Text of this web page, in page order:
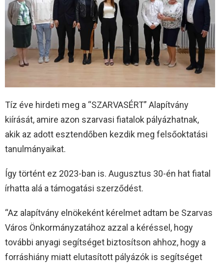
Tíz éve hirdeti meg a “SZARVASÉRT” Alapítvány
kiírását, amire azon szarvasi fiatalok pályázhatnak,
akik az adott esztendőben kezdik meg felsőoktatási
tanulmányaikat.
Így történt ez 2023-ban is. Augusztus 30-én hat fiatal
írhatta alá a támogatási szerződést.
“Az alapítvány elnökeként kérelmet adtam be Szarvas
Város Önkormányzatához azzal a kéréssel, hogy
további anyagi segítséget biztosítson ahhoz, hogy a
forráshiány miatt elutasított pályázók is segítséget